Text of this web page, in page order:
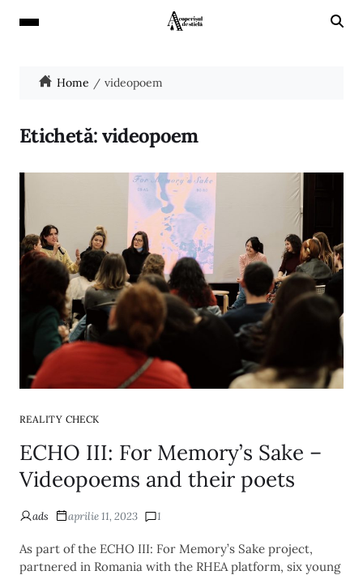
Home videopoem
Etichetă:videopoem
REALITY CHECK
ECHO III: For Memory’s Sake –
Videopoems and their poets
ads aprilie 11, 2023 1
As part of the ECHO III: For Memory’s Sake project,
partnered in Romania with the RHEA platform, six young